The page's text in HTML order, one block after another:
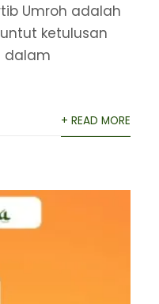
Umroh adalah
ketulusan
dalam
+ READ MORE